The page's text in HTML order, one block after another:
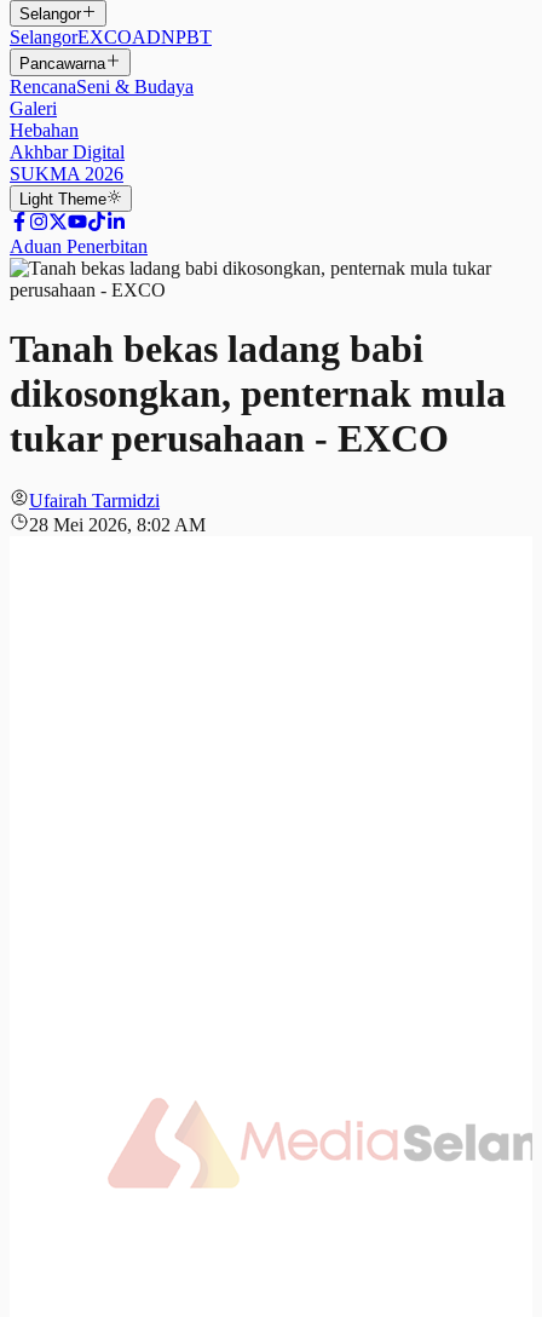
Selangor
SelangorEXCOADNPBT
Pancawarna
RencanaSeni & Budaya
Galeri
Hebahan
Akhbar Digital
SUKMA 2026
Light Theme
Aduan Penerbitan
Tanah bekas ladang babi
dikosongkan, penternak mula
tukar perusahaan - EXCO
Ufairah Tarmidzi
28 Mei 2026, 8:02 AM